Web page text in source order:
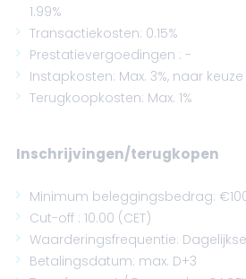
1.99%
Transactiekosten: 0.15%
Prestatievergoedingen : -
Instapkosten: Max. 3%, naar
Terugkoopkosten: Max. 1%
Inschrijvingen/terugkopen
Minimum beleggingsbedrag:
Cut-off : 10.00 (CET)
Waarderingsfrequentie: Dagelijkse
Betalingsdatum: max. D+3